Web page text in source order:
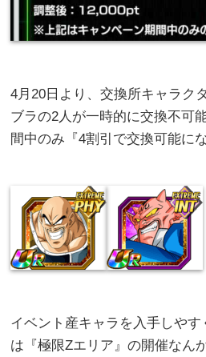
4月20日より、交換所キャラク
ブラの2人が一時的に交換不可
間中のみ『4割引で交換可能に
イベント産キャラを入手しや
は『極限Zエリア』の開催なん